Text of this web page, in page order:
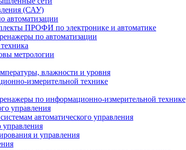
(САУ)
автоматизации
ПРОФИ по электронике и автоматике
по автоматизации
метрологии
влажности и уровня
измерительной технике
по информационно-измерительной технике
управления
автоматического управления
управления
и управления